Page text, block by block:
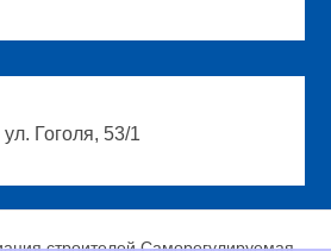
Гоголя, 53/1